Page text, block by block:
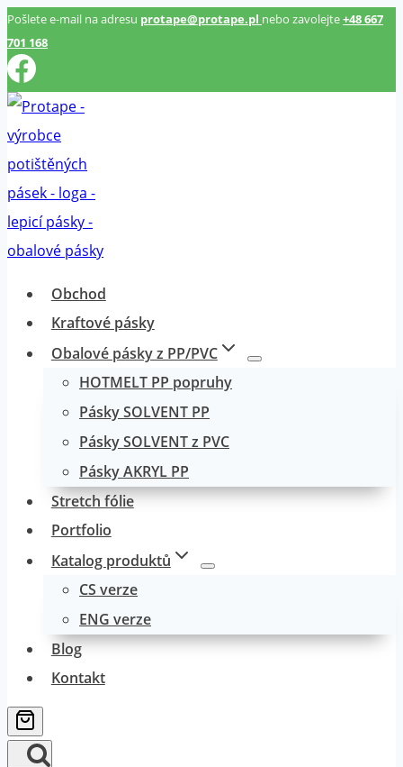
Přeskočit
na
obsah
Pošlete e-mail na adresu protape@protape.pl nebo zavolejte+48 667
701 168
Obchod
Kraftové pásky
Obalové pásky z PP/PVC
HOTMELT PP popruhy
Pásky SOLVENT PP
Pásky SOLVENT z PVC
Pásky AKRYL PP
Stretch fólie
Portfolio
Katalog produktů
CS verze
ENG verze
Blog
Kontakt